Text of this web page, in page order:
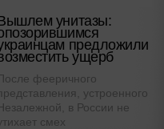
унитазы:
предложили
ущерб
фееричного
устроенного
в России не
смех